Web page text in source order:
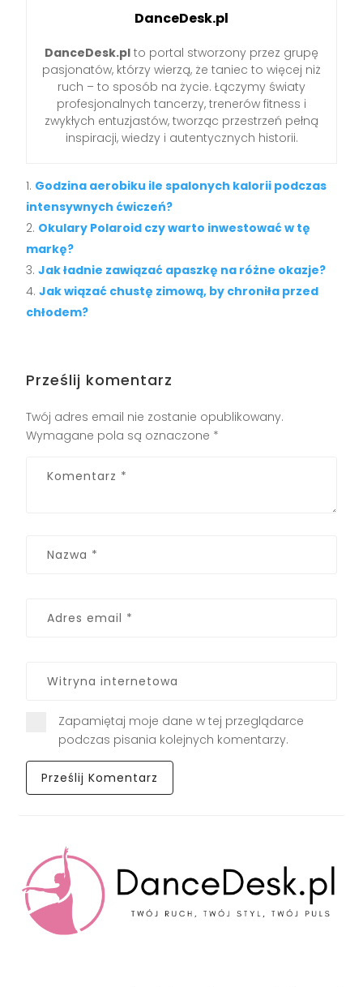
DanceDesk.pl
DanceDesk.pl to portal stworzony przez grupę
pasjonatów, którzy wierzą, że taniec to więcej niż
ruch – to sposób na życie. Łączymy światy
profesjonalnych tancerzy, trenerów fitness i
zwykłych entuzjastów, tworząc przestrzeń pełną
inspiracji, wiedzy i autentycznych historii.
Godzina aerobiku ile spalonych kalorii podczas
intensywnych ćwiczeń?
Okulary Polaroid czy warto inwestować w tę
markę?
Jak ładnie zawiązać apaszkę na różne okazje?
Jak wiązać chustę zimową, by chroniła przed
chłodem?
Prześlij komentarz
Twój adres email nie zostanie opublikowany.
Wymagane pola są oznaczone *
Zapamiętaj moje dane w tej przeglądarce
podczas pisania kolejnych komentarzy.